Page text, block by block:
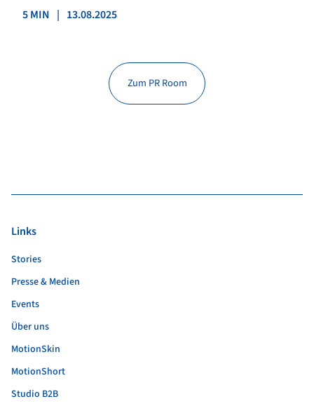
5 MIN | 13.08.2025
Zum PR Room
Links
Stories
Presse & Medien
Events
Über uns
MotionSkin
MotionShort
Studio B2B